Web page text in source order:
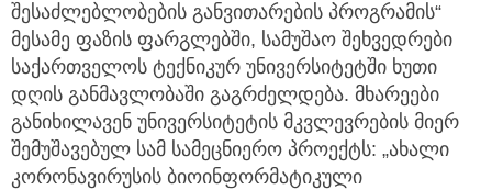
მესამე ფაზის ფარგლებში, სამუშაო შეხვედრები
საქართველოს ტექნიკურ უნივერსიტეტში ხუთი
დღის განმავლობაში გაგრძელდება. მხარეები
განიხილავენ უნივერსიტეტის მკვლევრების მიერ
შემუშავებულ სამ სამეცნიერო პროექტს: „ახალი
კორონავირუსის ბიოინფორმატიკული
მოდელირების პროგრამული უზრუნველყოფა“,